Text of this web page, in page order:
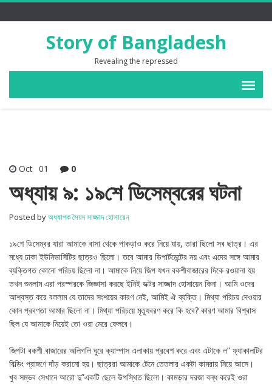
Story of Bangladesh
Revealing the repressed
Oct 01 0
অধ্যায় ৯: ১৯শে ডিসেম্বরের ঘটনা
Posted byঅধ্যাপক সৈয়দ সাজ্জাদ হোসায়েন
১৯শে ডিসেম্বর যারা আমাকে বাসা থেকে পাকড়াও করে নিয়ে যায়, তারা ছিলো সব ছাত্র। এর
মধ্যে ঢাকা ইউনিভার্সিটির ছাত্রও ছিলো। তবে আমার ডিপার্টমেন্টের নয় এবং এদের সঙ্গে আমার
ব্যক্তিগত কোনো পরিচয় ছিলো না। আমাকে নিয়ে জিপ যখন বকশীবাজারের দিকে রওয়ানা হয়
তখন শুনলাম এরা পরস্পরকে জিজ্ঞাসা করছে ইনিই ডক্টর সাজ্জাদ হোসায়েন কিনা। আমি ওদের
আশ্বস্ত করে বললাম যে তাদের সংশয়ের কারণ নেই, আমিই ঐ ব্যক্তি। মিথ্যা পরিচয় দেওয়ার
কোন প্রবণতা আমার ছিলো না। মিথ্যা পরিচয়ে মৃত্যূবরণ করে কি হবে? কারণ আমার বিশ্বাস
ছিল যে আমাকে নিয়েই তো ওরা মেরে ফেলবে।
জিপটা বকশী বাজারের অলিগলি ঘুরে ক্যাম্পাস এলাকায় প্রবেশ করে এবং এটাকে ল” ফ্যাকালটির
বিল্ডিং প্রাঙ্গণে দাঁড় করানো হয়। ছাত্ররা আমাকে টেনে তেতলার একটা কামরায় নিয়ে আসে।
খুব সম্ভব সেখানে আরো দু”একটি ছেলে উপস্থিত ছিলো। কামড়ার দরজা বন্ধ করেই ওরা